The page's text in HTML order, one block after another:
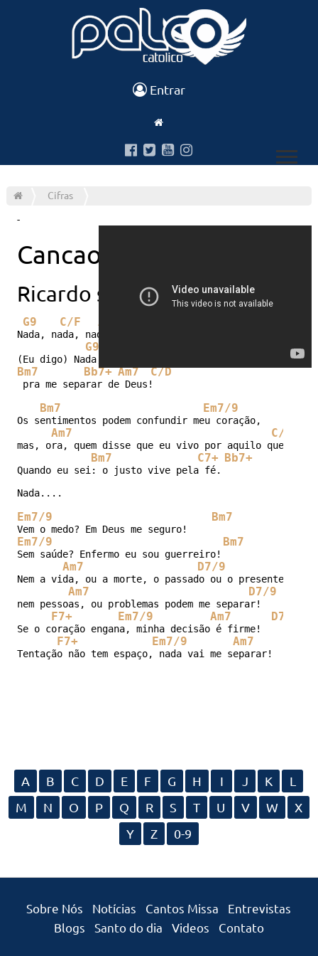
Entrar
Cifras
-
Cancao de ser feliz
Ricardo sa
G9 C/F Am7/11
Nada, nada, nada pode me separar do amor de Deus.
G9
Bm7 Bb7+ Am7 C/D
pra me separar de Deus!
Bm7 Em7/9
Os sentimentos podem confundir meu coração,
Am7 C/D
mas, ora, quem disse que eu vivo por aquilo que eu
Bm7 C7+ Bb7+
Quando eu sei: o justo vive pela fé.
Nada....
Em7/9 Bm7
Em7/9 Bm7
Sem saúde? Enfermo eu sou guerreiro!
Am7 D7/9
Nem a vida, ou a morte, o passado ou o presente,
Am7 D7/9
nem pessoas, ou problemas podem me separar!
F7+ Em7/9 Am7 D7/9
Se o coração engana, minha decisão é firme!
F7+ Em7/9 Am7
Tentação não tem espaço, nada vai me separar!
A B C D E F G H I J K
L
M
N O P Q R S T U V W
X
Y
Z 0-9
Sobre Nós Notícias Cantos Missa
Entrevistas
Blogs
Santo do dia Videos Contato